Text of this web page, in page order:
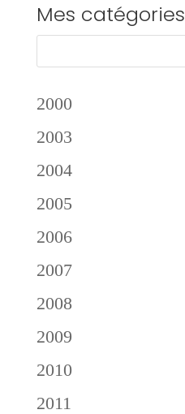
Mes catégories
2000
2003
2004
2005
2006
2007
2008
2009
2010
2011